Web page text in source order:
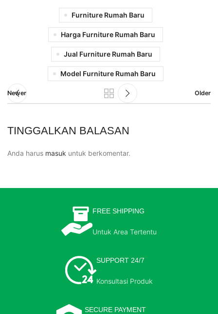
Furniture Rumah Baru
Harga Furniture Rumah Baru
Jual Furniture Rumah Baru
Model Furniture Rumah Baru
Newer Older
TINGGALKAN BALASAN
Anda harus masuk untuk berkomentar.
FREE SHIPPING
Untuk Area Tertentu
SUPPORT 24/7
Konsultasi Produk
SECURE PAYMENT